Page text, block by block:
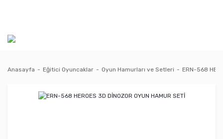
Anasayfa Eğitici Oyuncaklar Oyun Hamurları ve Setleri ERN-568